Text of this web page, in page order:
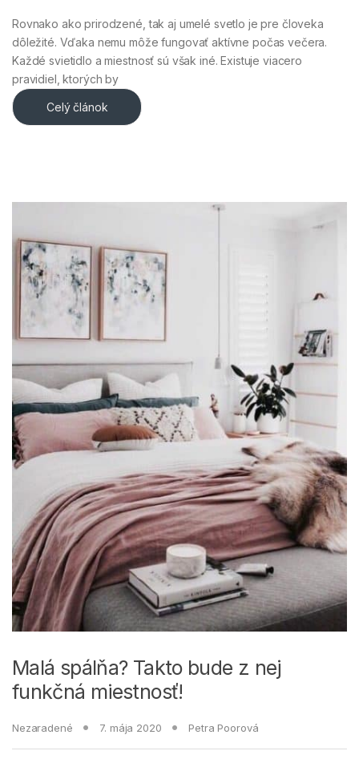
Rovnako ako prirodzené, tak aj umelé svetlo je pre človeka
dôležité. Vďaka nemu môže fungovať aktívne počas večera.
Každé svietidlo a miestnosť sú však iné. Existuje viacero
pravidiel, ktorých by
Celý článok
Malá spálňa? Takto bude z nej
funkčná miestnosť!
Nezaradené 7. mája 2020 Petra Poorová